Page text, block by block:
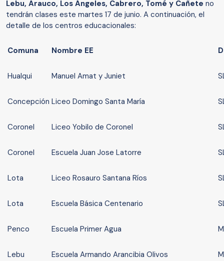
Lebu, Arauco, Los Ángeles, Cabrero, Tomé y Cañete no
tendrán clases este martes 17 de junio. A continuación, el
detalle de los centros educacionales:
Comuna Nombre EE
Hualqui Manuel Amat y Juniet
Concepción Liceo Domingo Santa María
Coronel Liceo Yobilo de Coronel
Coronel Escuela Juan Jose Latorre
Lota Liceo Rosauro Santana Ríos
Lota Escuela Básica Centenario
Penco Escuela Primer Agua
Lebu Escuela Armando Arancibia Olivos